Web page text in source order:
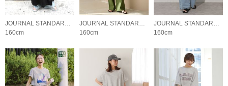
JOURNAL STANDARD relume LADYS
160cm
JOURNAL STANDARD relume LADYS
160cm
JOURNAL STANDARD relume LADYS
160cm